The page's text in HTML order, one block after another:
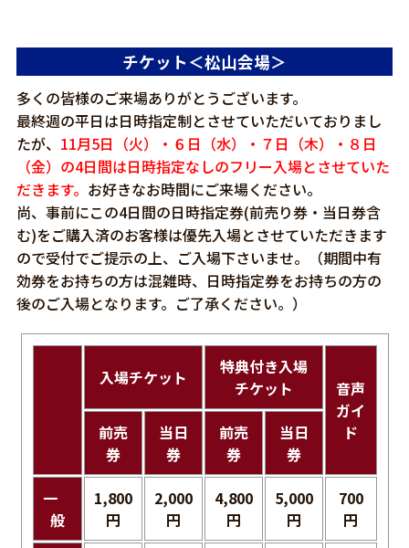
チケット＜松山会場＞
多くの皆様のご来場ありがとうございます。
最終週の平日は日時指定制とさせていただいておりまし
たが、 11月5日（火）・６日（水）・７日（木）・８日
（金）の4日間は日時指定なしのフリー入場とさせていた
だきます。 お好きなお時間にご来場ください。
尚、事前にこの4日間の日時指定券(前売り券・当日券含
む)をご購入済のお客様は優先入場とさせていただきます
ので受付でご提示の上、ご入場下さいませ。（期間中有
効券をお持ちの方は混雑時、日時指定券をお持ちの方の
後のご入場となります。ご了承ください。）
入場チケット
特典付き入場
チケット
音声
ガイ
ド
前売
券
当日
券
前売
券
当日
券
一
般
1,800
円
2,000
円
4,800
円
5,000
円
700
円